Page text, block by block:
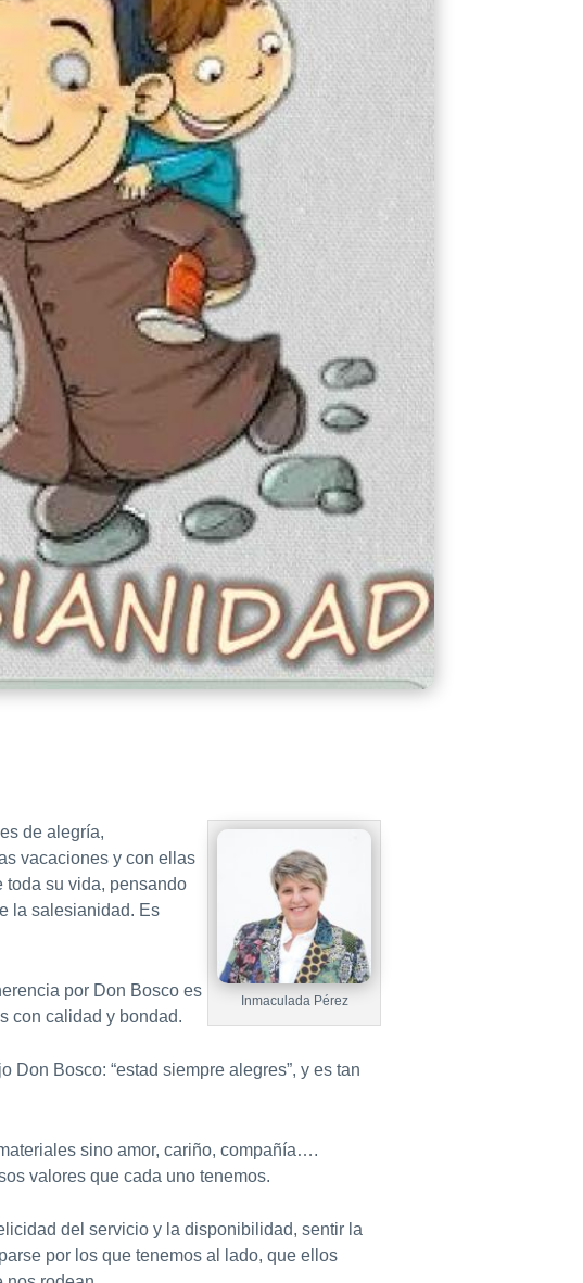
Inmaculada Pérez
de alegría,
vacaciones y con ellas
toda su vida, pensando
la salesianidad. Es
por Don Bosco es
con calidad y bondad.
Bosco: “estad siempre alegres”, y es tan
sino amor, cariño, compañía….
valores que cada uno tenemos.
del servicio y la disponibilidad, sentir la
por los que tenemos al lado, que ellos